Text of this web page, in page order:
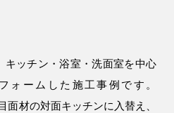
キッチン・浴室・洗面室を中心
ォームした施工事例です。
材の対面キッチンに入替え、